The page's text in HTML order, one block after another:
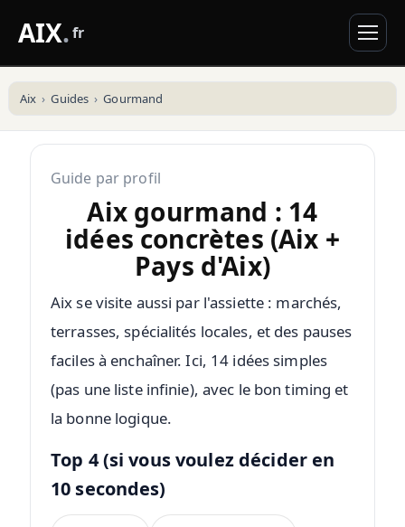
AIX.fr
Aix Guides Gourmand
Guide par profil
Aix gourmand : 14
idées concrètes (Aix +
Pays d'Aix)
Aix se visite aussi par l'assiette : marchés,
terrasses, spécialités locales, et des pauses
faciles à enchaîner. Ici, 14 idées simples
(pas une liste infinie), avec le bon timing et
la bonne logique.
Top 4 (si vous voulez décider en
10 secondes)